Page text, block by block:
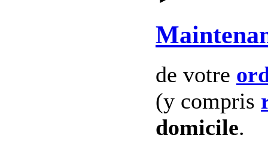
de votre
(y compris
domicile.